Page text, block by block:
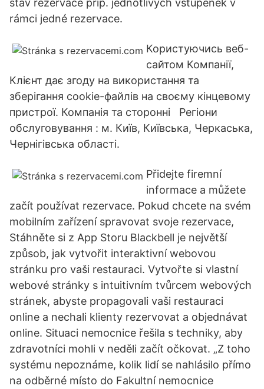
stav rezervace příp. jednotlivých vstupenek v
rámci jedné rezervace.
Користуючись веб-
сайтом Компанії,
Клієнт дає згоду на використання та
зберігання cookie-файлів на своєму кінцевому
пристрої. Компанія та сторонні Регіони
обслуговування : м. Київ, Київська, Черкаська,
Чернігівська області.
Přidejte firemní
informace a můžete
začít používat rezervace. Pokud chcete na svém
mobilním zařízení spravovat svoje rezervace,
Stáhněte si z App Storu Blackbell je největší
způsob, jak vytvořit interaktivní webovou
stránku pro vaši restauraci. Vytvořte si vlastní
webové stránky s intuitivním tvůrcem webových
stránek, abyste propagovali vaši restauraci
online a nechali klienty rezervovat a objednávat
online. Situaci nemocnice řešila s techniky, aby
zdravotníci mohli v neděli začít očkovat. „Z toho
systému nepoznáme, kolik lidí se nahlásilo přímo
na odběrné místo do Fakultní nemocnice